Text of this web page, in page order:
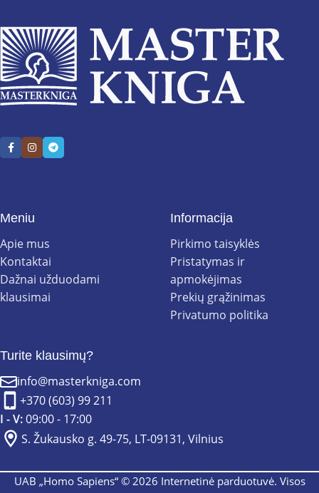
Meniu
Apie mus
Kontaktai
Dažnai užduodami
klausimai
Informacija
Pirkimo taisyklės
Pristatymas ir
apmokėjimas
Prekių grąžinimas
Privatumo politika
Turite klausimų?
info@masterkniga.com
+370 (603) 99 211
I - V:09:00 - 17:00
S. Žukausko g. 49-75, LT-09131, Vilnius
UAB „Homo Sapiens“ © 2026 Internetinė parduotuvė. Visos